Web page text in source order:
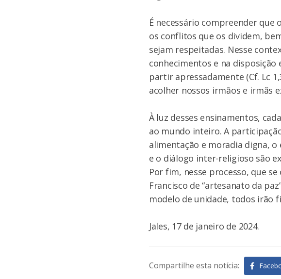
É necessário compreender
os conflitos que os dividem,
sejam respeitadas. Nesse
conhecimentos e na
partir apressadamente (Cf. Lc
acolher nossos irmãos e irmãs
À luz desses ensinamentos,
ao mundo inteiro. A
alimentação e moradia digna,
e o diálogo inter-religioso são
Por fim, nesse processo, que
Francisco de “artesanato da
modelo de unidade, todos irão
Jales, 17 de janeiro de 2024.
Compartilhe esta notícia: